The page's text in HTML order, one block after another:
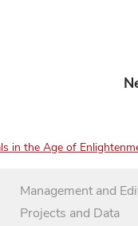
in the Age of
Management and
Projects and Data